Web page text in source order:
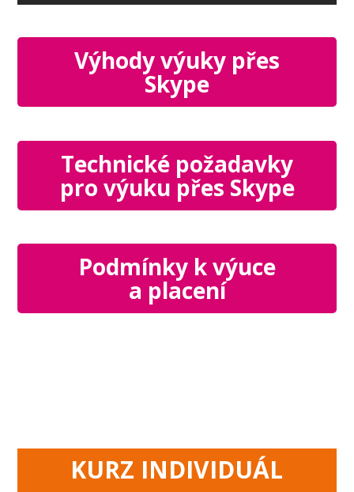
Výhody výuky přes
Skype
Technické požadavky
pro výuku přes Skype
Podmínky k výuce
a placení
KURZ INDIVIDUÁL